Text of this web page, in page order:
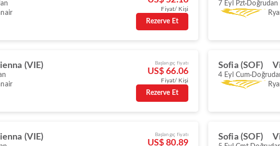
Fiyat/ Kişi
Rezerve Et
7 Eyl Pzt Doğrudan
(VIE) Başlangıç fiyatı
US$ 66.06
Fiyat/ Kişi
Rezerve Et
Sofia (SOF)
4 Eyl Cum
(VIE) Başlangıç fiyatı
US$ 80.89
Sofia (SOF)